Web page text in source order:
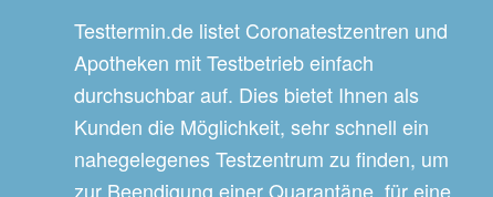
Testtermin.de listet Coronatestzentren und
Apotheken mit Testbetrieb einfach
durchsuchbar auf. Dies bietet Ihnen als
Kunden die Möglichkeit, sehr schnell ein
nahegelegenes Testzentrum zu finden, um
zur Beendigung einer Quarantäne, für eine